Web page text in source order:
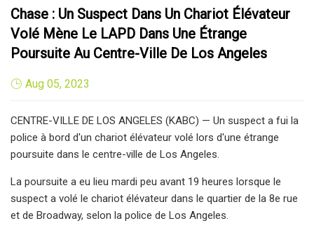
Chase : Un Suspect Dans Un Chariot Élévateur
Volé Mène Le LAPD Dans Une Étrange
Poursuite Au Centre-Ville De Los Angeles
Aug 05, 2023
CENTRE-VILLE DE LOS ANGELES (KABC) — Un suspect a fui la
police à bord d'un chariot élévateur volé lors d'une étrange
poursuite dans le centre-ville de Los Angeles.
La poursuite a eu lieu mardi peu avant 19 heures lorsque le
suspect a volé le chariot élévateur dans le quartier de la 8e rue
et de Broadway, selon la police de Los Angeles.